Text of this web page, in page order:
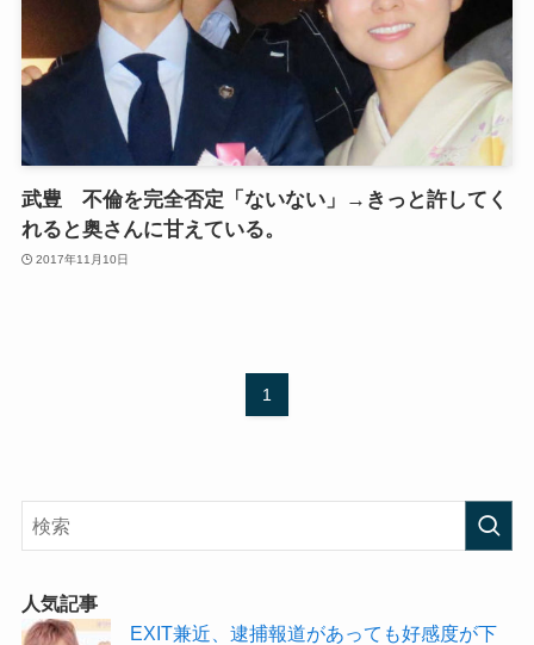
武豊 不倫を完全否定「ないない」→きっと許してく
れると奥さんに甘えている。
2017年11月10日
1
人気記事
EXIT兼近、逮捕報道があっても好感度が下